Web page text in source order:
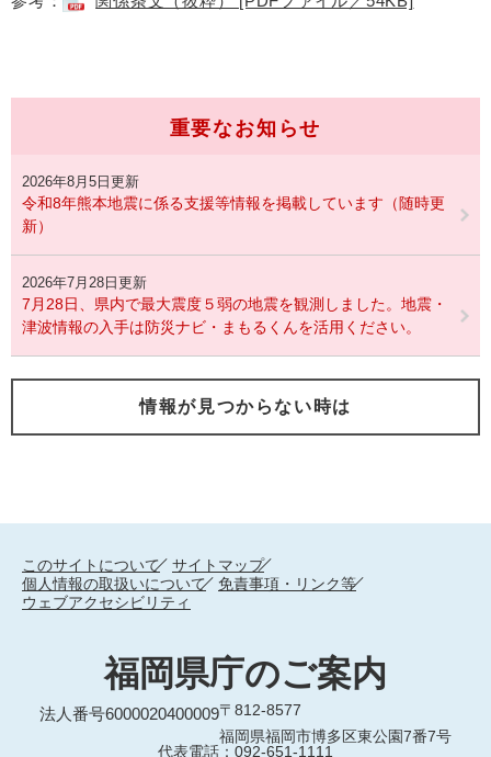
重要なお知らせ
2026年8月5日更新
令和8年熊本地震に係る支援等情報を掲載しています（随時更
新）
2026年7月28日更新
7月28日、県内で最大震度５弱の地震を観測しました。地震・
津波情報の入手は防災ナビ・まもるくんを活用ください。
情報が見つからない時は
このサイトについて
サイトマップ
個人情報の取扱いについて
免責事項・リンク等
ウェブアクセシビリティ
福岡県庁のご案内
法人番号6000020400009〒812-8577
福岡県福岡市博多区東公園7番7号
代表電話：092-651-1111